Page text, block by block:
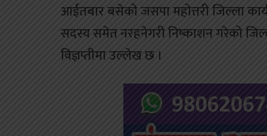
आईतबार बसेको जसपा महोत्तरी जिल्ला
सदस्य समेत नरहनेगरी निष्काशन गरेको
विज्ञप्तीमा उल्लेख छ ।